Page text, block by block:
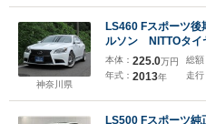
神奈川県
LS460 Fスポーツ
ルソン NITTOタ
ウンド 純正ナビ(
クカメラ シート
本体： 225.0万円
年式： 2013年
総額
走行
LS500 Fスポーツ